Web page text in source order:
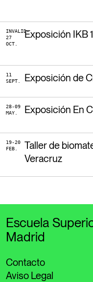
INVALID-
27
OCT.
Exposición IKB
11
SEPT.
Exposición de
28-09
MAY.
Exposición En
19-20
FEB.
Taller de
Veracruz
Escuela
Madrid
Contacto
Aviso Legal